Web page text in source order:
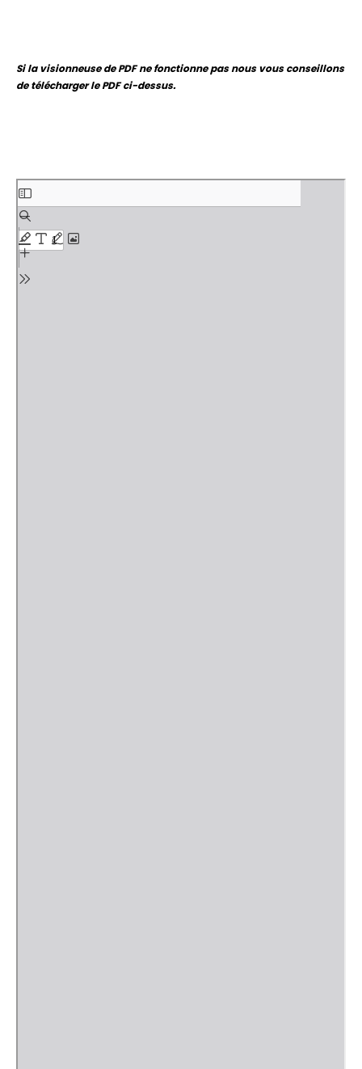
Si la visionneuse de PDF ne fonctionne pas nous vous conseillons
de télécharger le PDF ci-dessus.
Aller
au
contenu
PDF